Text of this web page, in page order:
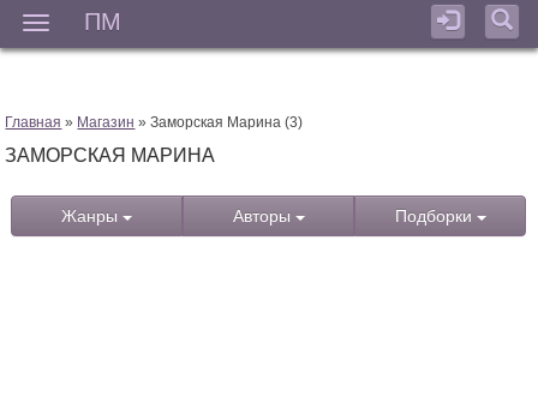
ПМ
Главная » Магазин » Заморская Марина (3)
ЗАМОРСКАЯ МАРИНА
Жанры Авторы Подборки